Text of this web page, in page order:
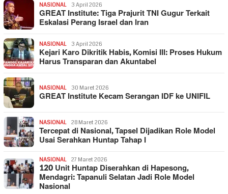
NASIONAL 3 April 2026
GREAT Institute: Tiga Prajurit TNI Gugur Terkait
Eskalasi Perang Israel dan Iran
NASIONAL 3 April 2026
Kejari Karo Dikritik Habis, Komisi III: Proses Hukum
Harus Transparan dan Akuntabel
NASIONAL 30 Maret 2026
GREAT Institute Kecam Serangan IDF ke UNIFIL
NASIONAL 28 Maret 2026
Tercepat di Nasional, Tapsel Dijadikan Role Model
Usai Serahkan Huntap Tahap I
NASIONAL 27 Maret 2026
120 Unit Huntap Diserahkan di Hapesong,
Mendagri: Tapanuli Selatan Jadi Role Model
Nasional